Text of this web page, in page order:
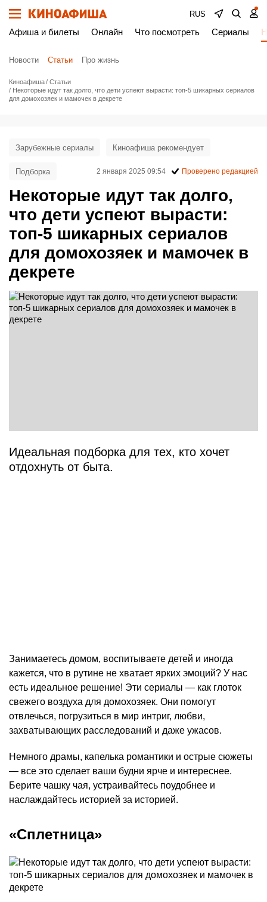
RUS
Афиша и билеты Онлайн Что посмотреть Сериалы
Новости Статьи Про жизнь
Киноафиша
Статьи
Некоторые идут так долго, что дети успеют вырасти: топ-5 шикарных сериалов
для домохозяек и мамочек в декрете
Некоторые идут так долго,
что дети успеют вырасти:
топ-5 шикарных сериалов
для домохозяек и мамочек в
декрете
Зарубежные сериалы Киноафиша рекомендует
Подборка 2 января 2025 09:54 Проверено редакцией
Идеальная подборка для тех, кто хочет
отдохнуть от быта.
Занимаетесь домом, воспитываете детей и иногда
кажется, что в рутине не хватает ярких эмоций? У нас
есть идеальное решение! Эти сериалы — как глоток
свежего воздуха для домохозяек. Они помогут
отвлечься, погрузиться в мир интриг, любви,
захватывающих расследований и даже ужасов.
Немного драмы, капелька романтики и острые сюжеты
— все это сделает ваши будни ярче и интереснее.
Берите чашку чая, устраивайтесь поудобнее и
наслаждайтесь историей за историей.
«Сплетница»